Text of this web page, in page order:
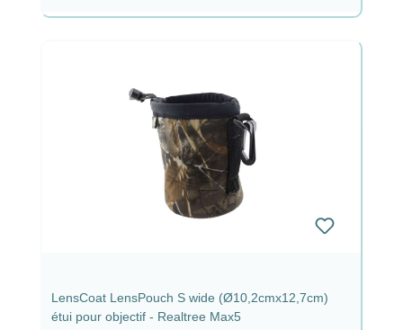
LensCoat LensPouch S wide (Ø10,2cmx12,7cm)
étui pour objectif - Realtree Max5